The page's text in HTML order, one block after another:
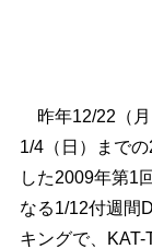
昨年12/22（月
1/4（日）まで
した2009年第1
なる1/12付週間
キングで、